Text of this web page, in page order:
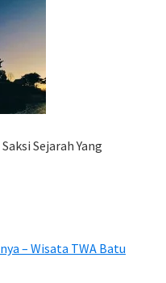
Sejarah Yang
– Wisata TWA Batu